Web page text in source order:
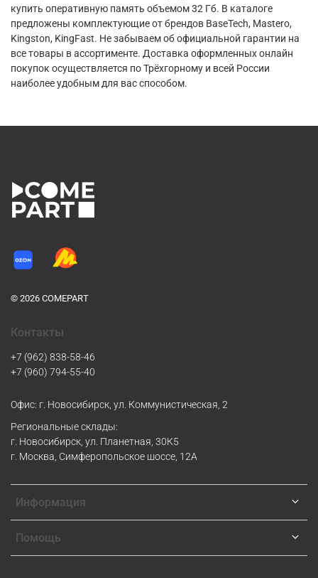
купить оперативную память объемом 32 Гб. В каталоге
предложены комплектующие от брендов BaseTech, Mastero,
Kingston, KingFast. Не забываем об официальной гарантии на
все товары в ассортименте. Доставка оформленных онлайн
покупок осуществляется по Трёхгорному и всей России
наиболее удобным для вас способом.
© 2026 COMEPART
Информация
Помощь
Контакты
+7 (962) 838-58-46
+7 (960) 794-55-40
Офис: г. Новосибирск, ул. Коммунистическая, 2
Региональные склады:
г. Новосибирск, ул. Планетная, 30К5
г. Москва, Симферопольское шоссе, 12А